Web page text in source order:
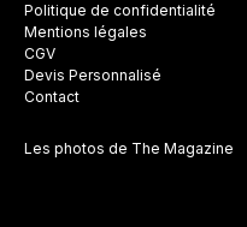
Politique de confidentialité
Mentions légales
CGV
Devis Personnalisé
Contact
Les photos de The Magazine